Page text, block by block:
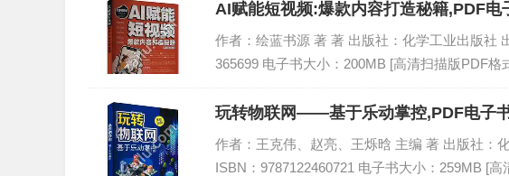
AI赋能短视频:爆款内容打造秘籍,PDF电
作者：绘蓝书源 著 著 出版社：化学工业出版社
365699 电子书大小：200MB [高清扫描版PDF格
玩转物联网——基于乐动掌控,PDF电子
作者：王克伟、赵亮、王烁晗 主编 著 出版社：
ISBN：9787122460721 电子书大小：259MB [高